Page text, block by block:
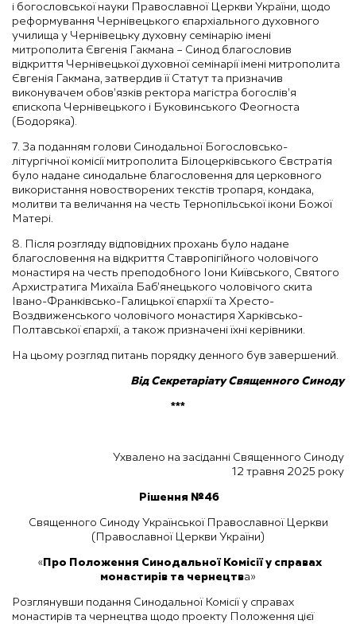
і богословської науки Православної Церкви України, щодо
реформування Чернівецького єпархіального духовного
училища у Чернівецьку духовну семінарію імені
митрополита Євгенія Гакмана – Синод благословив
відкриття Чернівецької духовної семінарії імені митрополита
Євгенія Гакмана, затвердив її Статут та призначив
виконувачем обов’язків ректора магістра богослів’я
єпископа Чернівецького і Буковинського Феогноста
(Бодоряка).
7. За поданням голови Синодальної Богословсько-
літургічної комісії митрополита Білоцерківського Євстратія
було надане синодальне благословення для церковного
використання новостворених текстів тропаря, кондака,
молитви та величання на честь Тернопільської ікони Божої
Матері.
8. Після розгляду відповідних прохань було надане
благословення на відкриття Ставропігійного чоловічого
монастиря на честь преподобного Іони Київського, Святого
Архистратига Михаїла Баб’янецького чоловічого скита
Івано-Франківсько-Галицької єпархії та Хресто-
Воздвиженського чоловічого монастиря Харківсько-
Полтавської єпархії, а також призначені їхні керівники.
На цьому розгляд питань порядку денного був завершений.
Від Секретаріату Священного Синоду
***
Ухвалено на засіданні Священного Синоду
12 травня 2025 року
Рішення №46
Священного Синоду Української Православної Церкви
(Православної Церкви України)
«Про Положення Синодальної Комісії у справах
монастирів та чернецтва»
Розглянувши подання Синодальної Комісії у справах
монастирів та чернецтва щодо проекту Положення цієї